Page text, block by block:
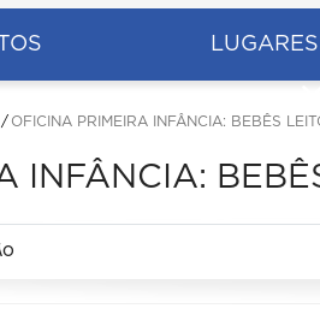
OFICINA PRIMEIRA INFÂNCIA: BEBÊS
INFÂNCIA: